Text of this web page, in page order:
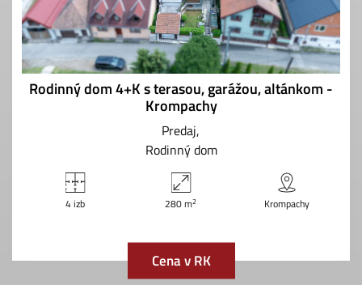
Rodinný dom 4+K s terasou, garážou, altánkom -
Krompachy
Predaj
Rodinný dom
4 izb 280 m2 Krompachy
Cena v RK